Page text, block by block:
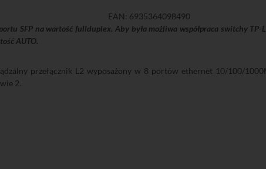
EAN: 6935364098490
SFP na wartość fullduplex. Aby była możliwa współpraca switchy
AUTO.
przełącznik L2 wyposażony w 8 portów ethernet 10/100/
2.